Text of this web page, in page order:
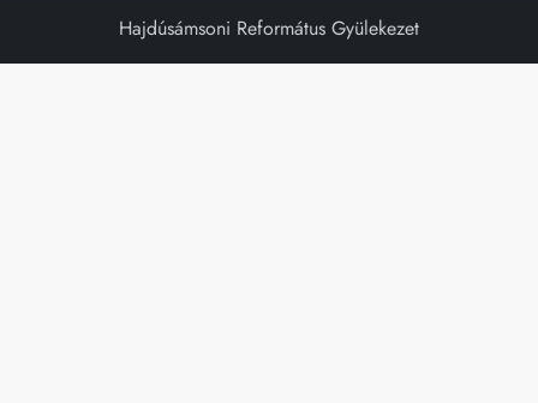
Hajdúsámsoni Református Gyülekezet